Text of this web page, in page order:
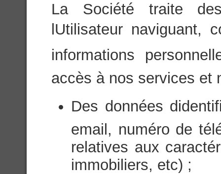
La Société traite
lUtilisateur
informations
accès à nos services et
Des données
email, numéro de
relatives aux
immobiliers, etc) ;